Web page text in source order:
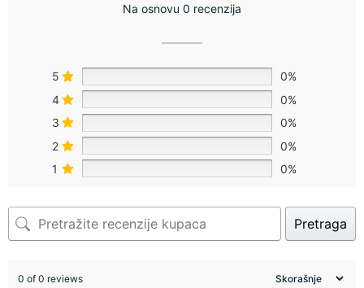
Na osnovu 0 recenzija
5
0%
4
0%
3
0%
2
0%
1
0%
Pretraga
0 of 0 reviews